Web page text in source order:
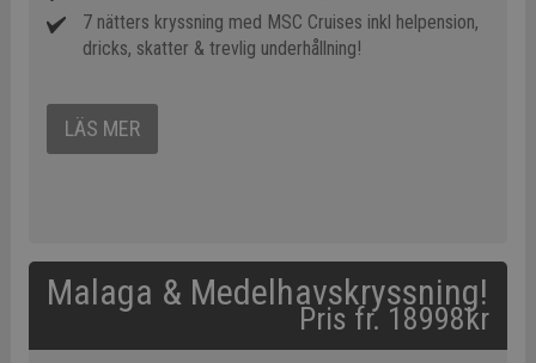
7 nätters kryssning med MSC Cruises inkl helpension,
dricks, skatter & trevlig underhållning!
LÄS MER
Malaga & Medelhavskryssning!
Pris fr. 18998kr